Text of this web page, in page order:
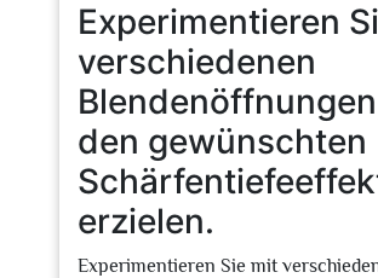
Experimentieren
verschiedenen
den gewünschten
erzielen.
Experimentieren Sie mit